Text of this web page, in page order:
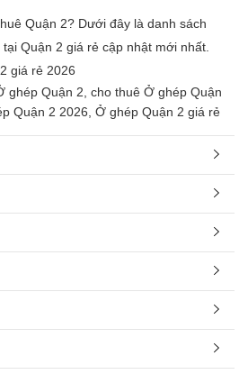
Quận 2? Dưới đây là danh sách
Quận 2 giá rẻ cập nhật mới nhất.
giá rẻ 2026
ghép Quận 2, cho thuê Ở ghép Quận
Quận 2 2026, Ở ghép Quận 2 giá rẻ